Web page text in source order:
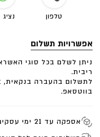
טלפון
אפשרויות תשלום
ריבית.
בווטסאפ.
אספקה עד 21 ימי עסקים